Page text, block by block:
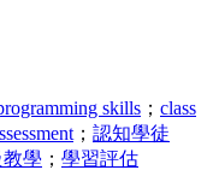
skills ； class
； 認知學徒
學 ； 學習評估